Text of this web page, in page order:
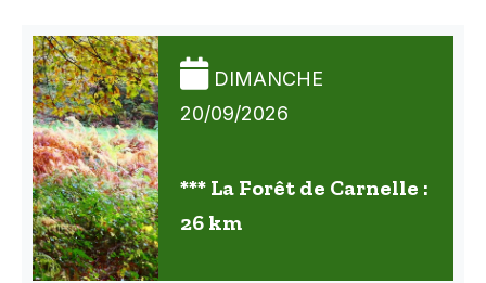
DIMANCHE
20/09/2026
*** La Forêt de Carnelle :
26 km